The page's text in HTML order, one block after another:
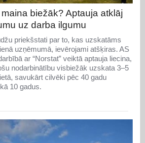
biežāk? Aptauja atklāj
uz darba ilgumu
priekšstati par to, kas uzskatāms
uzņēmumā, ievērojami atšķiras. AS
ar “Norstat” veiktā aptauja liecina,
nodarbinātību visbiežāk uzskata 3–5
savukārt cilvēki pēc 40 gadu
10 gadus.